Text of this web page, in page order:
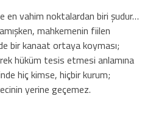
en vahim noktalardan biri şudur…
mahkemenin fiilen
bir kanaat ortaya koyması;
hüküm tesis etmesi anlamına
hiç kimse, hiçbir kurum;
yerine geçemez.